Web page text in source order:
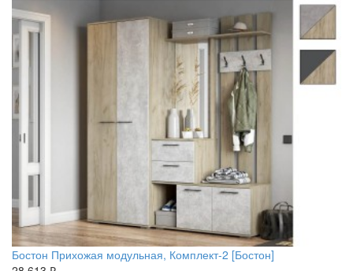
Бостон Прихожая модульная, Комплект-2 [Бостон]